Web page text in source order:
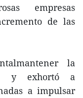
empresas
de las
la
y exhortó a
a impulsar